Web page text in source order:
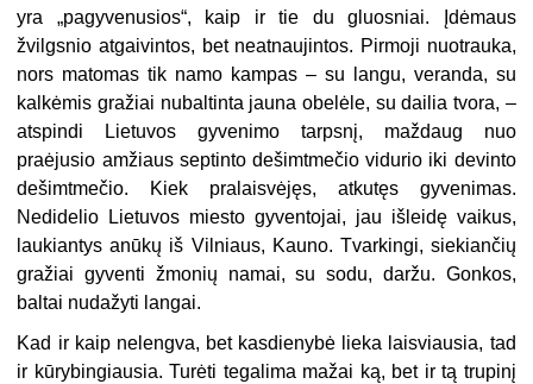
yra „pagyvenusios“, kaip ir tie du gluosniai. Įdėmaus
žvilgsnio atgaivintos, bet neatnaujintos. Pirmoji nuotrauka,
nors matomas tik namo kampas – su langu, veranda, su
kalkėmis gražiai nubaltinta jauna obelėle, su dailia tvora, –
atspindi Lietuvos gyvenimo tarpsnį, maždaug nuo
praėjusio amžiaus septinto dešimtmečio vidurio iki devinto
dešimtmečio. Kiek pralaisvėjęs, atkutęs gyvenimas.
Nedidelio Lietuvos miesto gyventojai, jau išleidę vaikus,
laukiantys anūkų iš Vilniaus, Kauno. Tvarkingi, siekiančių
gražiai gyventi žmonių namai, su sodu, daržu. Gonkos,
baltai nudažyti langai.
Kad ir kaip nelengva, bet kasdienybė lieka laisviausia, tad
ir kūrybingiausia. Turėti tegalima mažai ką, bet ir tą trupinį